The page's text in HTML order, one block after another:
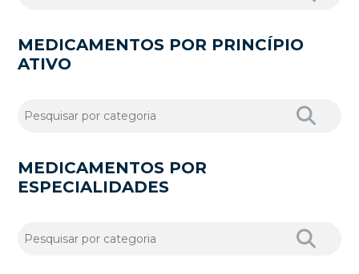
MEDICAMENTOS POR PRINCÍPIO
ATIVO
MEDICAMENTOS POR
ESPECIALIDADES